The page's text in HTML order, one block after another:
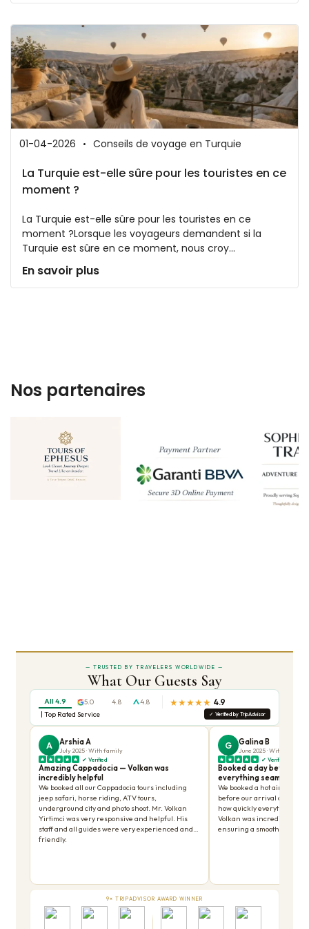
01-04-2026 Conseils de voyage en Turquie
La Turquie est-elle sûre pour les touristes en ce
moment ?
La Turquie est-elle sûre pour les touristes en ce
moment ?Lorsque les voyageurs demandent si la
Turquie est sûre en ce moment, nous croy...
En savoir plus
Nos partenaires